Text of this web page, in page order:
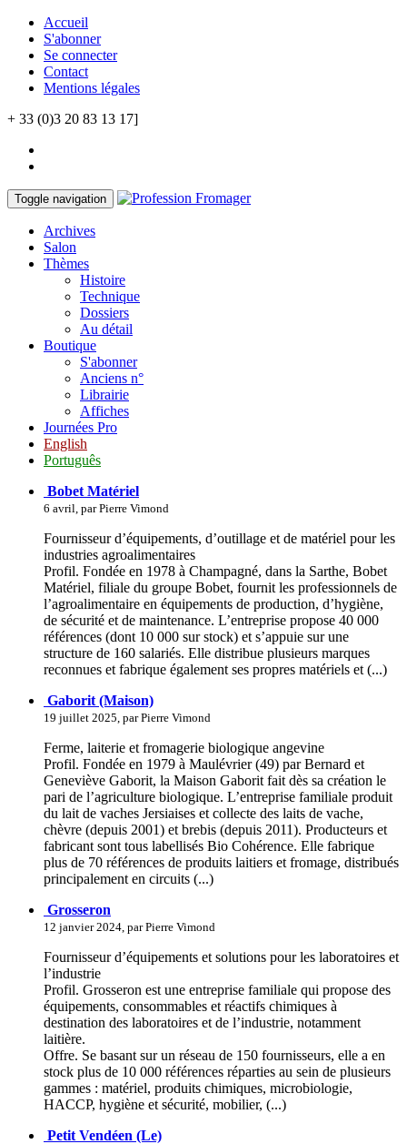
Accueil
S'abonner
Se connecter
Contact
Mentions légales
+ 33 (0)3 20 83 13 17]
Toggle navigation
Archives
Salon
Thèmes
Histoire
Technique
Dossiers
Au détail
Boutique
S'abonner
Anciens n°
Librairie
Affiches
Journées Pro
English
Português
Bobet Matériel
6 avril, par Pierre Vimond
Fournisseur d’équipements, d’outillage et de matériel pour les
industries agroalimentaires
Profil. Fondée en 1978 à Champagné, dans la Sarthe, Bobet
Matériel, filiale du groupe Bobet, fournit les professionnels de
l’agroalimentaire en équipements de production, d’hygiène,
de sécurité et de maintenance. L’entreprise propose 40 000
références (dont 10 000 sur stock) et s’appuie sur une
structure de 160 salariés. Elle distribue plusieurs marques
reconnues et fabrique également ses propres matériels et (...)
Gaborit (Maison)
19 juillet 2025, par Pierre Vimond
Ferme, laiterie et fromagerie biologique angevine
Profil. Fondée en 1979 à Maulévrier (49) par Bernard et
Geneviève Gaborit, la Maison Gaborit fait dès sa création le
pari de l’agriculture biologique. L’entreprise familiale produit
du lait de vaches Jersiaises et collecte des laits de vache,
chèvre (depuis 2001) et brebis (depuis 2011). Producteurs et
fabricant sont tous labellisés Bio Cohérence. Elle fabrique
plus de 70 références de produits laitiers et fromage, distribués
principalement en circuits (...)
Grosseron
12 janvier 2024, par Pierre Vimond
Fournisseur d’équipements et solutions pour les laboratoires et
l’industrie
Profil. Grosseron est une entreprise familiale qui propose des
équipements, consommables et réactifs chimiques à
destination des laboratoires et de l’industrie, notamment
laitière.
Offre. Se basant sur un réseau de 150 fournisseurs, elle a en
stock plus de 10 000 références réparties au sein de plusieurs
gammes : matériel, produits chimiques, microbiologie,
HACCP, hygiène et sécurité, mobilier, (...)
Petit Vendéen (Le)